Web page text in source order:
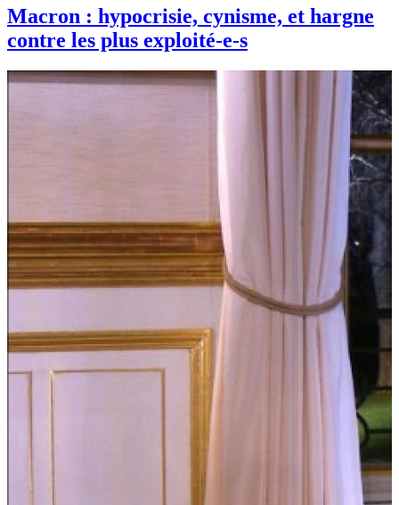
Macron : hypocrisie, cynisme, et hargne
contre les plus exploité-e-s